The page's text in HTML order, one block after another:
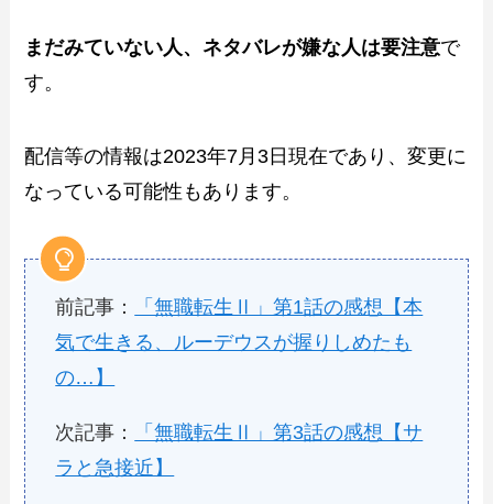
まだみていない人、ネタバレが嫌な人は要注意で
す。
配信等の情報は2023年7月3日現在であり、変更に
なっている可能性もあります。
前記事：
「無職転生Ⅱ」第1話の感想【本
気で生きる、ルーデウスが握りしめたも
の…】
次記事：
「無職転生Ⅱ」第3話の感想【サ
ラと急接近】